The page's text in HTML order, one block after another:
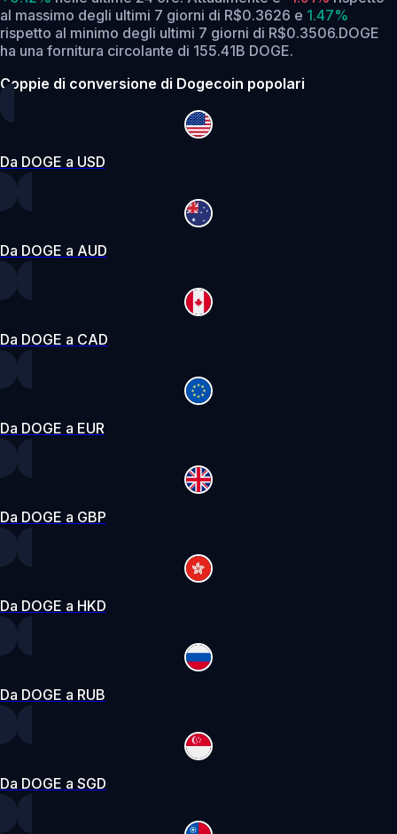
al massimo degli ultimi 7 giorni di R$0.3626 e 1.47%
rispetto al minimo degli ultimi 7 giorni di R$0.3506.DOGE
ha una fornitura circolante di 155.41B DOGE.
Coppie di conversione di Dogecoin popolari
Da DOGE a USD
Da DOGE a AUD
Da DOGE a CAD
Da DOGE a EUR
Da DOGE a GBP
Da DOGE a HKD
Da DOGE a RUB
Da DOGE a SGD